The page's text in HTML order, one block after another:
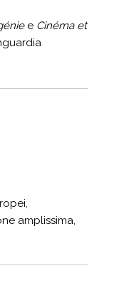
e Cinéma et
amplissima,